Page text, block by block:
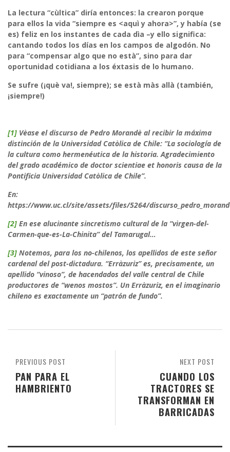
La lectura “cùltica” diría entonces: la crearon porque
para ellos la vida “siempre es <aquì y ahora>”, y había (se
es) feliz en los instantes de cada dìa –y ello significa:
cantando todos los días en los campos de algodón. No
para “compensar algo que no està”, sino para dar
oportunidad cotidiana a los éxtasis de lo humano.
Se sufre (¡què va!, siempre); se està màs allà (también,
¡siempre!)
[1] Vèase el discurso de Pedro Morandè al recibir la máxima
distinción de la Universidad Catòlica de Chile: “La sociología de
la cultura como hermenéutica de la historia. Agradecimiento
del grado académico de doctor scientiae et honoris causa de la
Pontificia Universidad Catòlica de Chile”.
En:
https://www.uc.cl/site/assets/files/5264/
[2] En ese alucinante sincretismo cultural de la “vìrgen-del-
Carmen-que-es-La-Chinita” del Tamarugal…
[3] Notemos, para los no-chilenos, los apellidos de este señor
cardenal del post-dictadura. “Erràzuriz” es, precisamente, un
apellido “vinoso”, de hacendados del valle central de Chile
productores de “wenos mostos”. Un Erràzuriz, en el imaginario
chileno es exactamente un “patrón de fundo”.
NEXT POST
CUANDO LOS
TRACTORES SE
TRANSFORMAN EN
BARRICADAS
PREVIOUS POST
PAN PARA EL
HAMBRIENTO